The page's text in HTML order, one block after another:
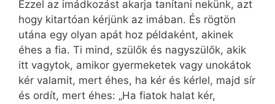
Ezzel az imádkozást akarja tanítani nekünk, azt
hogy kitartóan kérjünk az imában. És rögtön
utána egy olyan apát hoz példaként, akinek
éhes a fia. Ti mind, szülők és nagyszülők, akik
itt vagytok, amikor gyermeketek vagy unokátok
kér valamit, mert éhes, ha kér és kérlel, majd sír
és ordít, mert éhes: „Ha fiatok halat kér,